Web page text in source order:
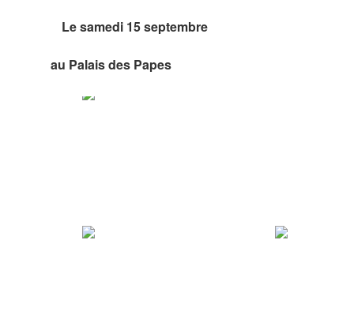
samedi 15 septembre
au Palais des Papes